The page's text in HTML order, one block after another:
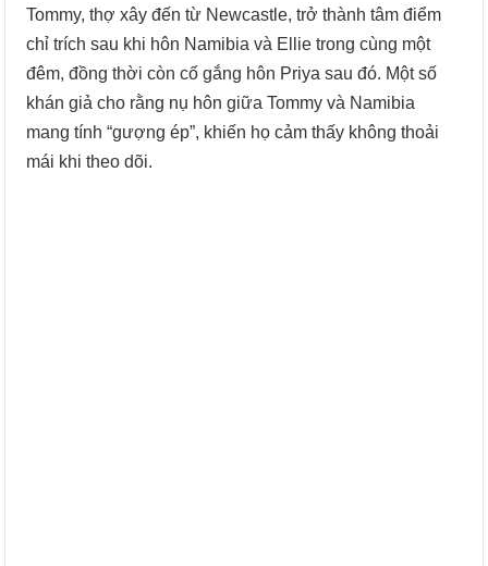
Tommy, thợ xây đến từ Newcastle, trở thành tâm điểm
chỉ trích sau khi hôn Namibia và Ellie trong cùng một
đêm, đồng thời còn cố gắng hôn Priya sau đó. Một số
khán giả cho rằng nụ hôn giữa Tommy và Namibia
mang tính “gượng ép”, khiến họ cảm thấy không thoải
mái khi theo dõi.